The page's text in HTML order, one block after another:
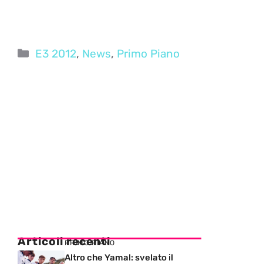
Categorie
E3 2012, News, Primo Piano
Articoli recenti
PRIMO PIANO
Altro che Yamal: svelato il